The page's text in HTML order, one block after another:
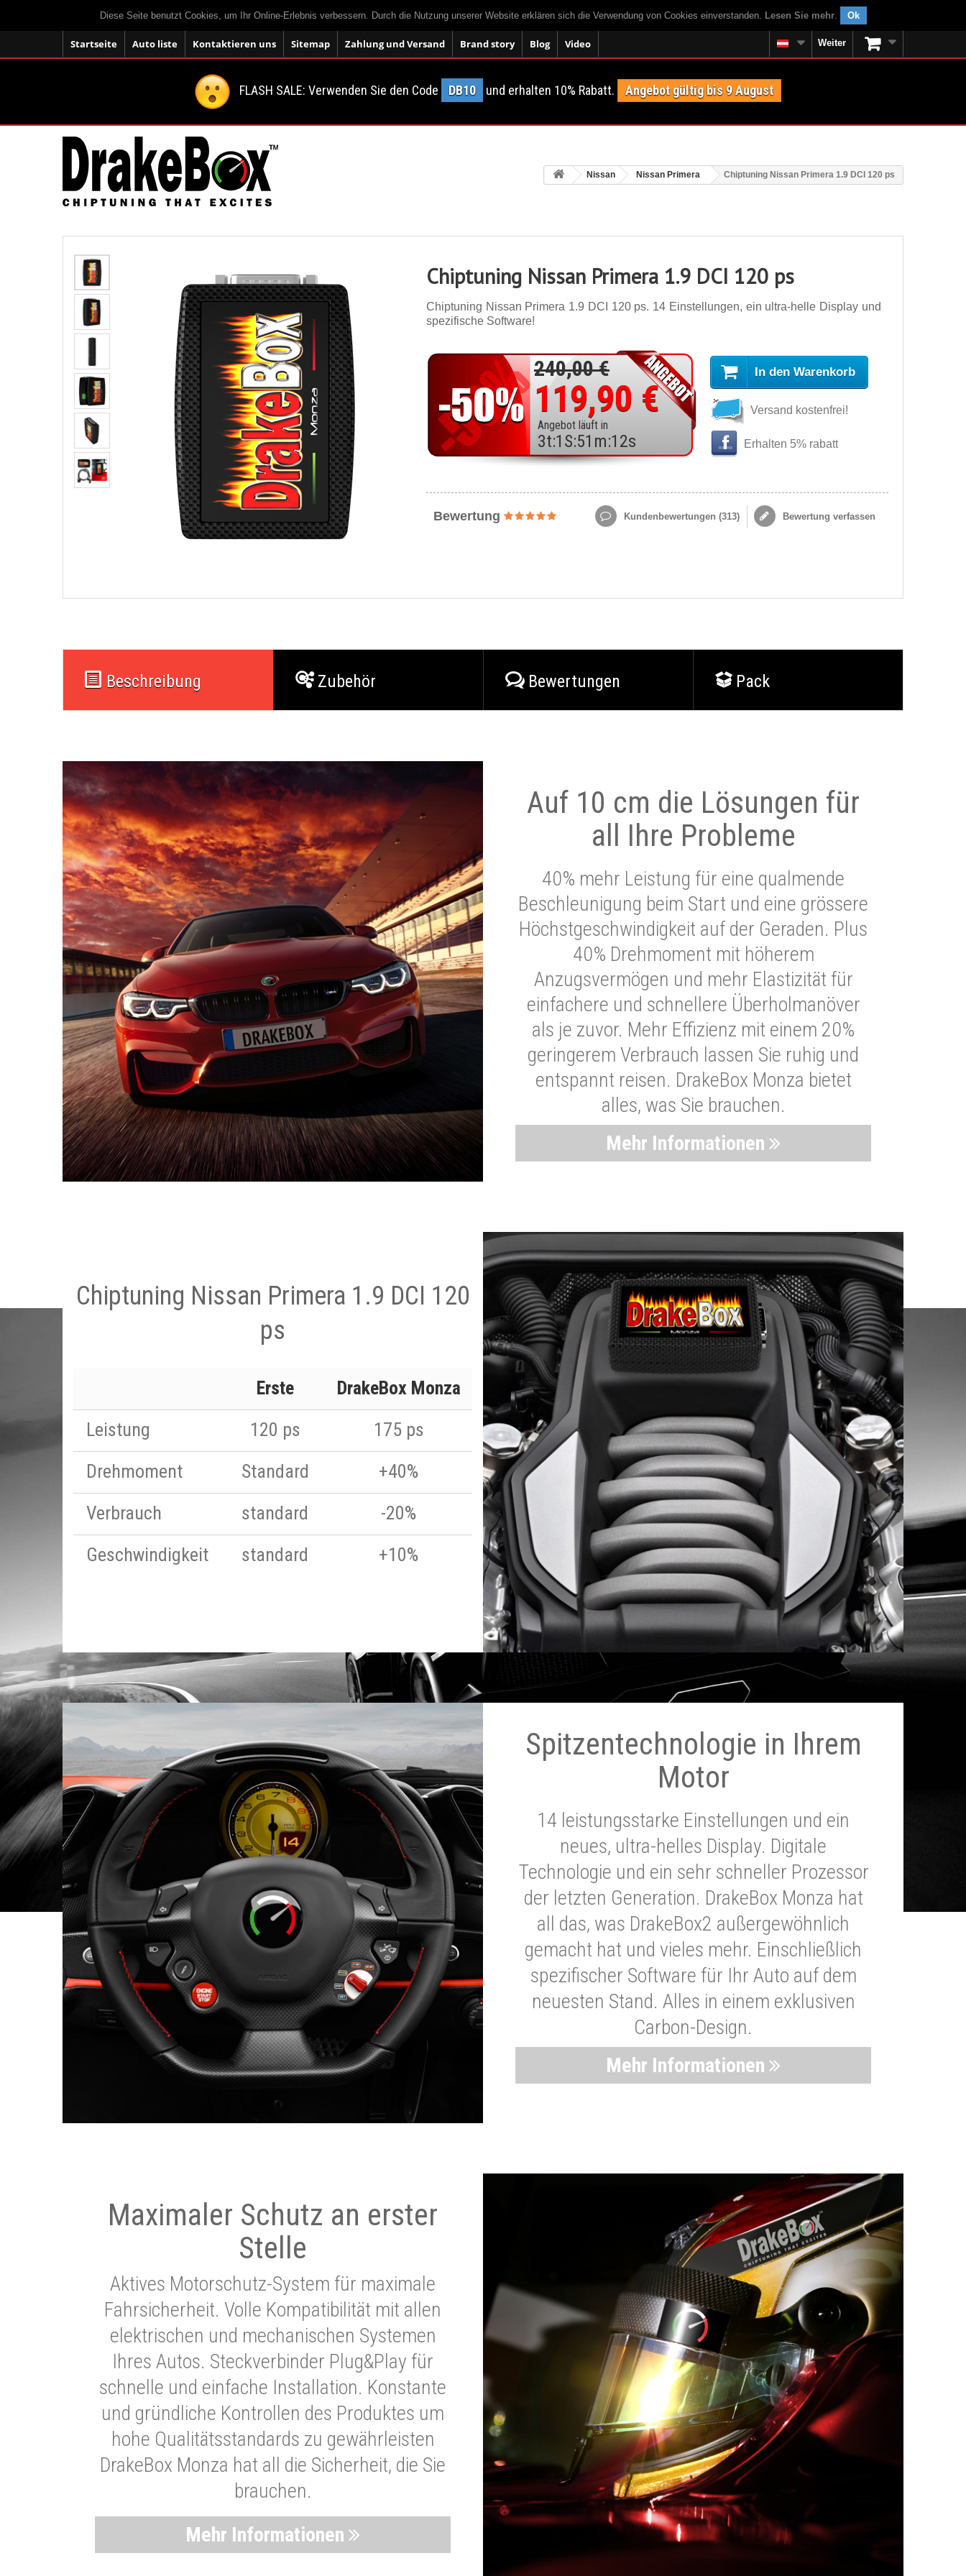
Diese Seite benutzt Cookies, um Ihr Online-Erlebnis verbessern. Durch die Nutzung unserer Website erklären sich die Verwendung von Cookies einverstanden. Lesen Sie mehr. Ok
Startseite Auto liste Kontaktieren uns Sitemap Zahlung und Versand Brand story Blog Video Weiter
FLASH SALE: Verwenden Sie den Code DB10 und erhalten 10% Rabatt. Angebot gültig bis 9 August
Nissan Nissan Primera Chiptuning Nissan Primera 1.9 DCI 120 ps
Chiptuning Nissan Primera 1.9 DCI 120 ps
Chiptuning Nissan Primera 1.9 DCI 120 ps. 14 Einstellungen, ein ultra-helle Display und
spezifische Software!
240,00 €
119,90 €
Angebot läuft in
3t:1 S:51 m:11s
In den Warenkorb
Versand kostenfrei!
Erhalten 5% rabatt
Bewertung Kundenbewertungen (313) Bewertung verfassen
Beschreibung Zubehör Bewertungen Pack
Auf 10 cm die Lösungen für
all Ihre Probleme
40% mehr Leistung für eine qualmende
Beschleunigung beim Start und eine grössere
Höchstgeschwindigkeit auf der Geraden. Plus
40% Drehmoment mit höherem
Anzugsvermögen und mehr Elastizität für
einfachere und schnellere Überholmanöver
als je zuvor. Mehr Effizienz mit einem 20%
geringerem Verbrauch lassen Sie ruhig und
entspannt reisen. DrakeBox Monza bietet
alles, was Sie brauchen.
Mehr Informationen
Chiptuning Nissan Primera 1.9 DCI 120
ps
Erste
DrakeBox Monza
Leistung
120 ps
175 ps
Drehmoment
Standard
+40%
Verbrauch
standard
-20%
Geschwindigkeit
standard +10%
Spitzentechnologie in Ihrem
Motor
14 leistungsstarke Einstellungen und ein
neues, ultra-helles Display. Digitale
Technologie und ein sehr schneller Prozessor
der letzten Generation. DrakeBox Monza hat
all das, was DrakeBox2 außergewöhnlich
gemacht hat und vieles mehr. Einschließlich
spezifischer Software für Ihr Auto auf dem
neuesten Stand. Alles in einem exklusiven
Carbon-Design.
Mehr Informationen
Maximaler Schutz an erster
Stelle
Aktives Motorschutz-System für maximale
Fahrsicherheit. Volle Kompatibilität mit allen
elektrischen und mechanischen Systemen
Ihres Autos. Steckverbinder Plug&Play für
schnelle und einfache Installation. Konstante
und gründliche Kontrollen des Produktes um
hohe Qualitätsstandards zu gewährleisten
DrakeBox Monza hat all die Sicherheit, die Sie
brauchen.
Mehr Informationen